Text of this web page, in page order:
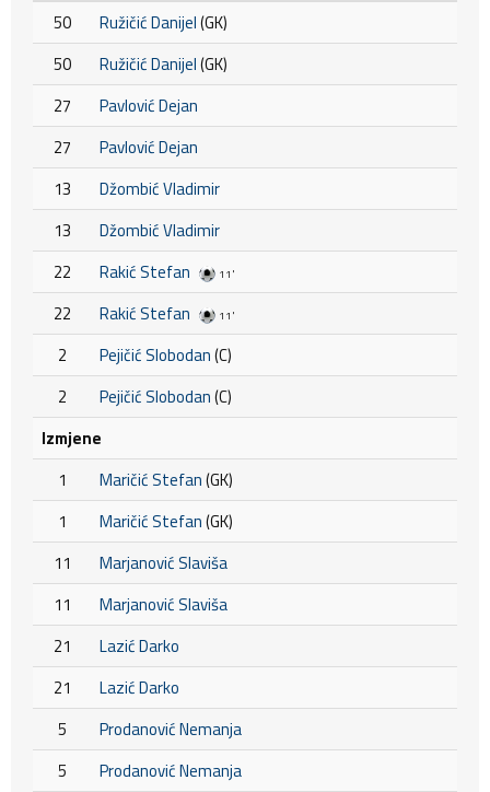
50
Ružičić Danijel(GK)
50
Ružičić Danijel(GK)
27
Pavlović Dejan
27
Pavlović Dejan
13
Džombić Vladimir
13
Džombić Vladimir
22
Rakić Stefan 11'
22 Rakić Stefan 11'
2 Pejičić Slobodan(C)
2
Pejičić Slobodan(C)
Izmjene
1
Maričić Stefan(GK)
1
Maričić Stefan(GK)
11
Marjanović Slaviša
11
Marjanović Slaviša
21
Lazić Darko
21
Lazić Darko
5
Prodanović Nemanja
5
Prodanović Nemanja